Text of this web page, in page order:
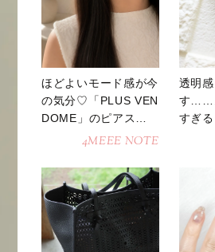
ほどよいモード感が今
の気分♡「PLUS VEN
DOME」のピアスが
4MEEE NOTE
透明
す……
すぎ